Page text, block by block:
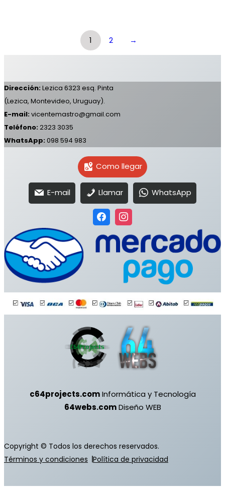
1 2 →
Dirección:Lezica 6323 esq. Pinta
(Lezica, Montevideo, Uruguay).
E-mail:vicentemastro@gmail.com
Teléfono:2323 3035
WhatsApp:098 594 983
Como llegar
E-mail Llamar WhatsApp
c64projects.comInformática y Tecnología
64webs.comDiseño WEB
Copyright © Todos los derechos reservados.
Términos y condiciones Política de privacidad